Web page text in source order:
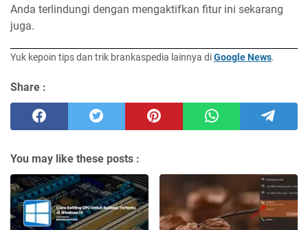
Anda terlindungi dengan mengaktifkan fitur ini sekarang
juga.
Yuk kepoin tips dan trik brankaspedia lainnya diGoogle News.
Share :
You may like these posts :